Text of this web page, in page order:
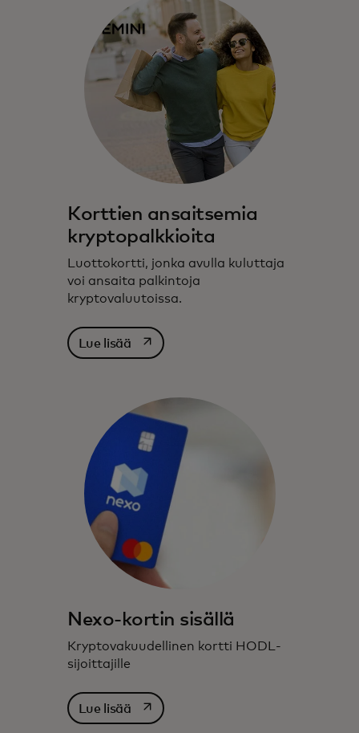
Korttien ansaitsemia
kryptopalkkioita
Luottokortti, jonka avulla kuluttaja
voi ansaita palkintoja
kryptovaluutoissa.
Lue lisääopens in a new tab
Nexo-kortin sisällä
Kryptovakuudellinen kortti HODL-
sijoittajille
Lue lisääopens in a new tab